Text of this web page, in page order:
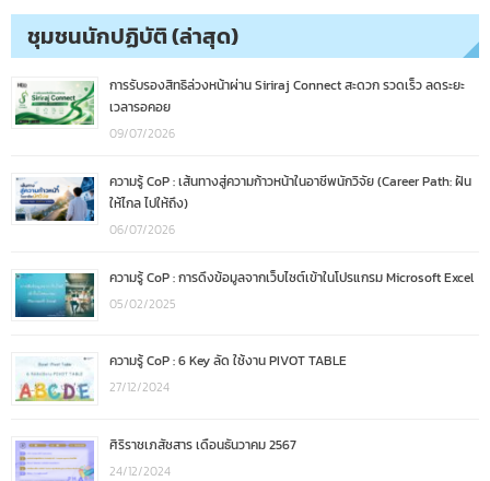
ชุมชนนักปฏิบัติ (ล่าสุด)
การรับรองสิทธิล่วงหน้าผ่าน Siriraj Connect สะดวก รวดเร็ว ลดระยะ
เวลารอคอย
09/07/2026
ความรู้ CoP : เส้นทางสู่ความก้าวหน้าในอาชีพนักวิจัย (Career Path: ฝัน
ให้ไกล ไปให้ถึง)
06/07/2026
ความรู้ CoP : การดึงข้อมูลจากเว็บไซต์เข้าในโปรแกรม Microsoft Excel
05/02/2025
ความรู้ CoP : 6 Key ลัด ใช้งาน PIVOT TABLE
27/12/2024
ศิริราชเภสัชสาร เดือนธันวาคม 2567
24/12/2024